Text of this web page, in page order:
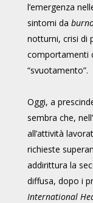
l’emergenza
sintomi da
notturni, crisi di
comportamenti
“svuotamento”.
Oggi, a
sembra che,
all’attività
richieste
addirittura la
diffusa, dopo i
International